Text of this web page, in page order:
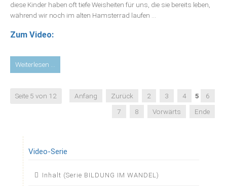
diese Kinder haben oft tiefe Weisheiten für uns, die sie bereits leben,
während wir noch im alten Hamsterrad laufen ...
Zum Video:
Weiterlesen …
24:
Bellenbaum
trifft
Seite 5 von 12 Anfang Zurück 2 3 4 5
6
7
8 Vorwärts Ende
Video-Serie
Navigation
Inhalt (Serie BILDUNG IM WANDEL)